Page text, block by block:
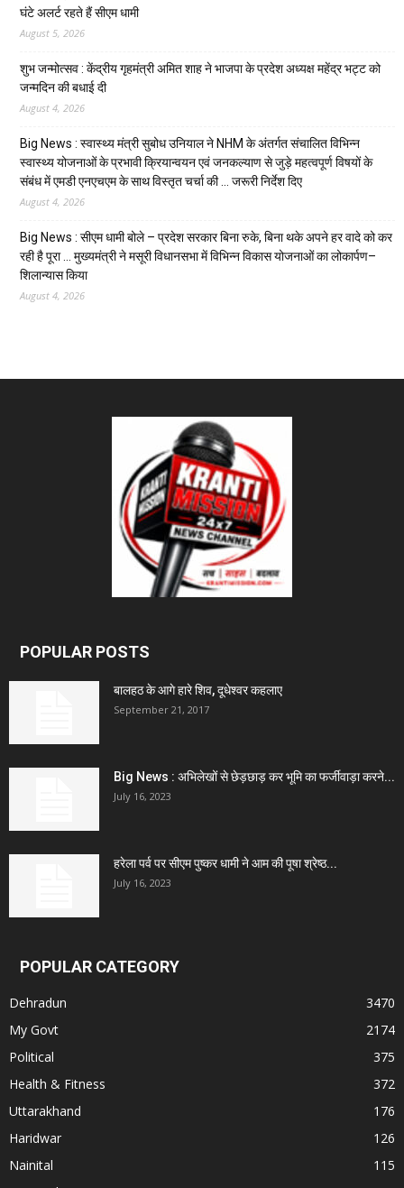
घंटे अलर्ट रहते हैं सीएम धामी
August 5, 2026
शुभ जन्मोत्सव : केंद्रीय गृहमंत्री अमित शाह ने भाजपा के प्रदेश अध्यक्ष महेंद्र भट्ट को
जन्मदिन की बधाई दी
August 4, 2026
Big News : स्वास्थ्य मंत्री सुबोध उनियाल ने NHM के अंतर्गत संचालित विभिन्न
स्वास्थ्य योजनाओं के प्रभावी क्रियान्वयन एवं जनकल्याण से जुड़े महत्वपूर्ण विषयों के
संबंध में एमडी एनएचएम के साथ विस्तृत चर्चा की … जरूरी निर्देश दिए
August 4, 2026
Big News : सीएम धामी बोले – प्रदेश सरकार बिना रुके, बिना थके अपने हर वादे को कर
रही है पूरा … मुख्यमंत्री ने मसूरी विधानसभा में विभिन्न विकास योजनाओं का लोकार्पण–
शिलान्यास किया
August 4, 2026
POPULAR POSTS
बालहठ के आगे हारे शिव, दूधेश्वर कहलाए
September 21, 2017
Big News : अभिलेखों से छेड़छाड़ कर भूमि का फर्जीवाड़ा करने...
July 16, 2023
हरेला पर्व पर सीएम पुष्कर धामी ने आम की पूषा श्रेष्ठ...
July 16, 2023
POPULAR CATEGORY
Dehradun
3470
My Govt
2174
Political
375
Health & Fitness
372
Uttarakhand
176
Haridwar
126
Nainital
115